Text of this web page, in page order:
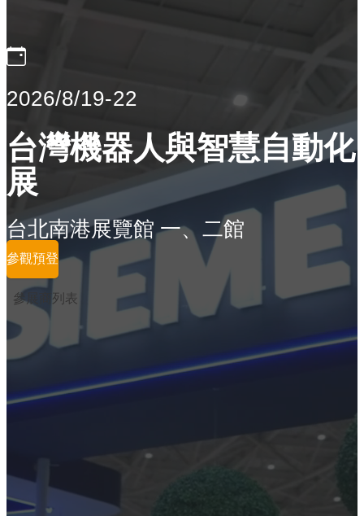
2026/8/19-22
台灣機器人與智慧自動化
展
台北南港展覽館 一、二館
參觀預登
參展商列表